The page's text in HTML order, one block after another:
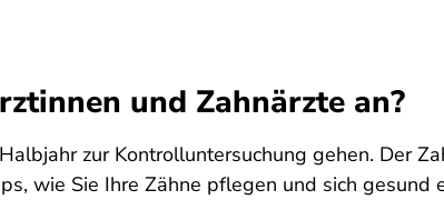
und Zahnärzte an?
zur Kontrolluntersuchung gehen. Der
wie Sie Ihre Zähne pflegen und sich gesund